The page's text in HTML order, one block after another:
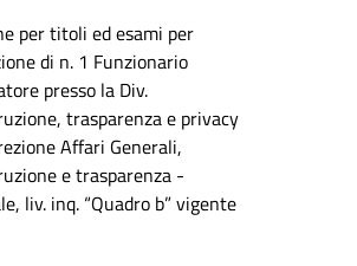
per titoli ed esami per
di n. 1 Funzionario
presso la Div.
trasparenza e privacy
Affari Generali,
e trasparenza -
liv. inq. “Quadro b” vigente